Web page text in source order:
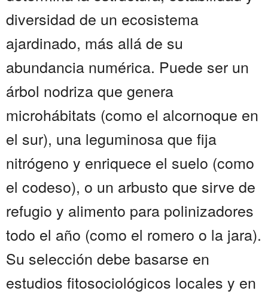
diversidad de un ecosistema
ajardinado, más allá de su
abundancia numérica. Puede ser un
árbol nodriza que genera
microhábitats (como el alcornoque en
el sur), una leguminosa que fija
nitrógeno y enriquece el suelo (como
el codeso), o un arbusto que sirve de
refugio y alimento para polinizadores
todo el año (como el romero o la jara).
Su selección debe basarse en
estudios fitosociológicos locales y en